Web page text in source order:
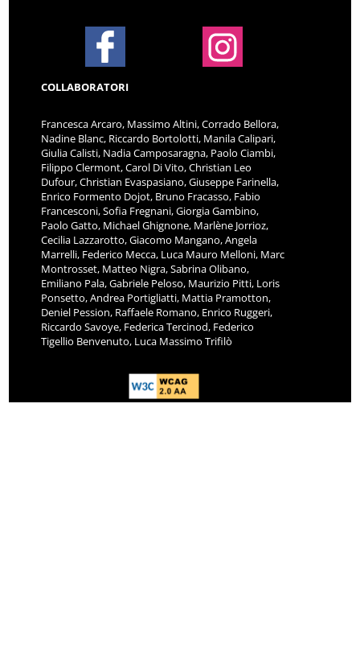
COLLABORATORI
Francesca Arcaro, Massimo Altini, Corrado Bellora,
Nadine Blanc, Riccardo Bortolotti, Manila Calipari,
Giulia Calisti, Nadia Camposaragna, Paolo Ciambi,
Filippo Clermont, Carol Di Vito, Christian Leo
Dufour, Christian Evaspasiano, Giuseppe Farinella,
Enrico Formento Dojot, Bruno Fracasso, Fabio
Francesconi, Sofia Fregnani, Giorgia Gambino,
Paolo Gatto, Michael Ghignone, Marlène Jorrioz,
Cecilia Lazzarotto, Giacomo Mangano, Angela
Marrelli, Federico Mecca, Luca Mauro Melloni, Marc
Montrosset, Matteo Nigra, Sabrina Olibano,
Emiliano Pala, Gabriele Peloso, Maurizio Pitti, Loris
Ponsetto, Andrea Portigliatti, Mattia Pramotton,
Deniel Pession, Raffaele Romano, Enrico Ruggeri,
Riccardo Savoye, Federica Tercinod, Federico
Tigellio Benvenuto, Luca Massimo Trifilò